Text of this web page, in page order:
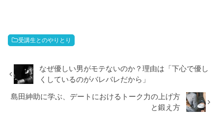
受講生とのやりとり
なぜ優しい男がモテないのか？理由は「下心で優し
くしているのがバレバレだから」
島田紳助に学ぶ、デートにおけるトーク力の上げ方
と鍛え方